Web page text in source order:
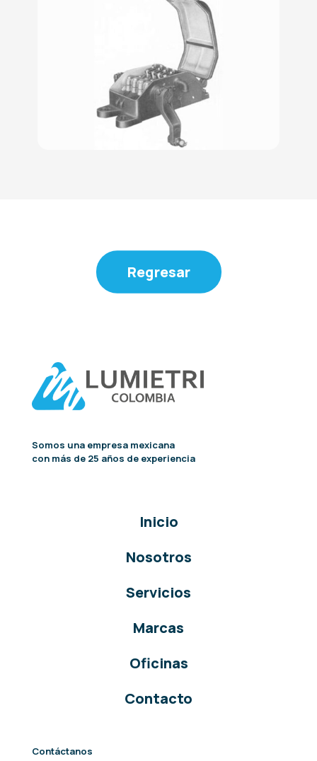
Regresar
Somos una empresa mexicana
con más de 25 años de experiencia
Inicio
Nosotros
Servicios
Marcas
Oficinas
Contacto
Contáctanos